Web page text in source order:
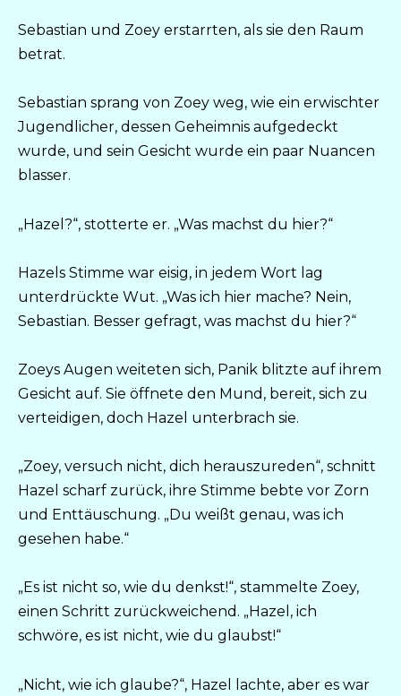
Sebastian und Zoey erstarrten, als sie den Raum
betrat.
Sebastian sprang von Zoey weg, wie ein erwischter
Jugendlicher, dessen Geheimnis aufgedeckt
wurde, und sein Gesicht wurde ein paar Nuancen
blasser.
„Hazel?“, stotterte er. „Was machst du hier?“
Hazels Stimme war eisig, in jedem Wort lag
unterdrückte Wut. „Was ich hier mache? Nein,
Sebastian. Besser gefragt, was machst du hier?“
Zoeys Augen weiteten sich, Panik blitzte auf ihrem
Gesicht auf. Sie öffnete den Mund, bereit, sich zu
verteidigen, doch Hazel unterbrach sie.
„Zoey, versuch nicht, dich herauszureden“, schnitt
Hazel scharf zurück, ihre Stimme bebte vor Zorn
und Enttäuschung. „Du weißt genau, was ich
gesehen habe.“
„Es ist nicht so, wie du denkst!“, stammelte Zoey,
einen Schritt zurückweichend. „Hazel, ich
schwöre, es ist nicht, wie du glaubst!“
„Nicht, wie ich glaube?“, Hazel lachte, aber es war